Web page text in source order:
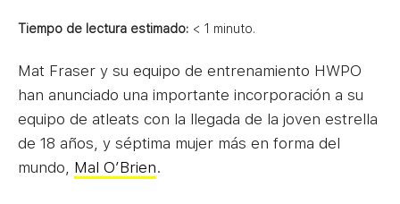
Tiempo de lectura estimado: < 1 minuto.
Mat Fraser y su equipo de entrenamiento HWPO
han anunciado una importante incorporación a su
equipo de atleats con la llegada de la joven estrella
de 18 años, y séptima mujer más en forma del
mundo, Mal O’Brien.